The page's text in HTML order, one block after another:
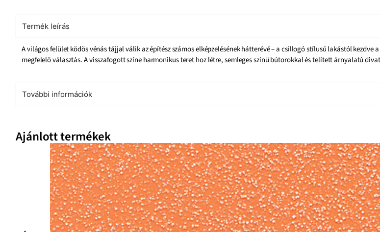
Termék leírás
A világos felület ködös vénás tájjal válik az építész számos elképzelésének hátterévé – a csillogó stílusú lakástól
megfelelő választás. A visszafogott színe harmonikus teret hoz létre, semleges színű bútorokkal és telített árnyalatú
További információk
Ajánlott termékek